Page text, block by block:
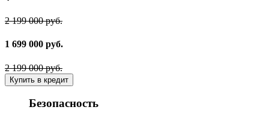
2 199 000 руб.
1 699 000 руб.
2 199 000 руб.
Купить в кредит
Безопасность